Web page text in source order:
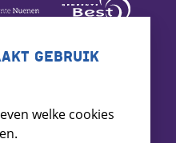
GEBRUIK
welke cookies